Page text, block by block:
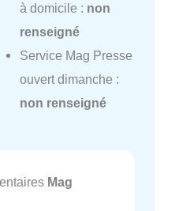
à domicile : non
renseigné
Service Mag Presse
ouvert dimanche :
non renseigné
Mag